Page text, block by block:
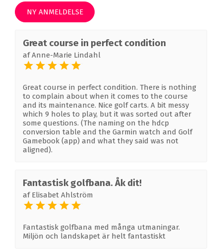
NY ANMELDELSE
Great course in perfect condition
afAnne-Marie Lindahl
Great course in perfect condition. There is nothing
to complain about when it comes to the course
and its maintenance. Nice golf carts. A bit messy
which 9 holes to play, but it was sorted out after
some questions. (The naming on the hdcp
conversion table and the Garmin watch and Golf
Gamebook (app) and what they said was not
aligned).
Fantastisk golfbana. Åk dit!
af Elisabet Ahlström
Fantastisk golfbana med många utmaningar.
Miljön och landskapet är helt fantastiskt